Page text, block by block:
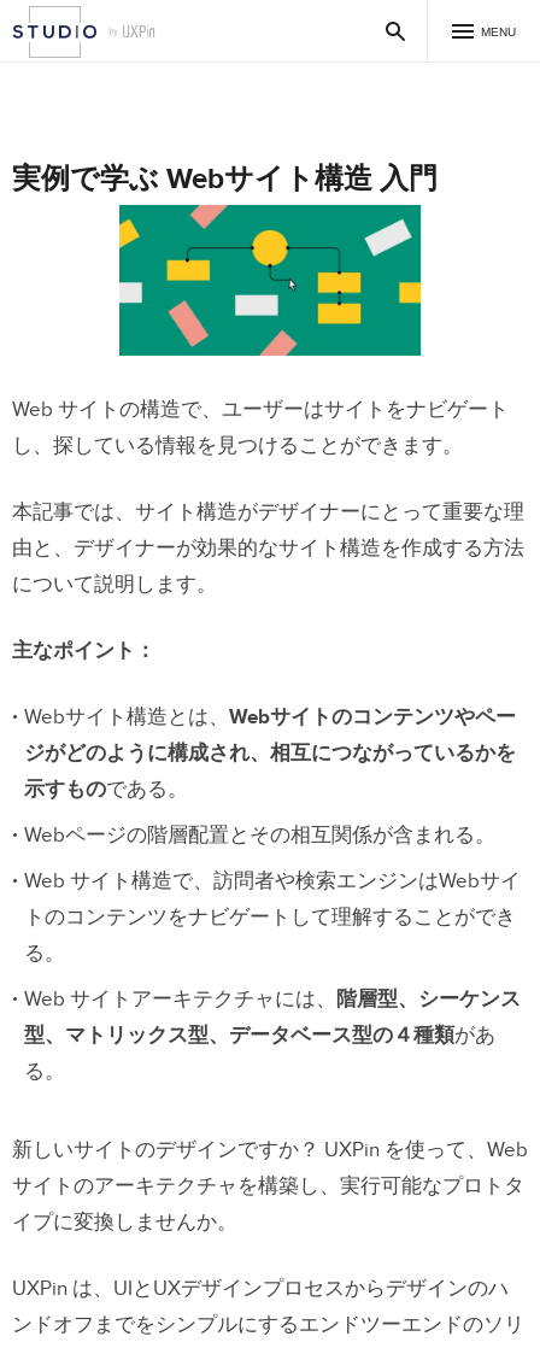
MENU
実例で学ぶ Webサイト構造 入門
Web サイトの構造で、ユーザーはサイトをナビゲート
し、探している情報を見つけることができます。
本記事では、サイト構造がデザイナーにとって重要な理
由と、デザイナーが効果的なサイト構造を作成する方法
について説明します。
主なポイント：
Webサイト構造とは、 Webサイトのコンテンツやペー
ジがどのように構成され、相互につながっているかを
示すものである。
Webページの階層配置とその相互関係が含まれる。
Web サイト構造で、訪問者や検索エンジンはWebサイ
トのコンテンツをナビゲートして理解することができ
る。
Web サイトアーキテクチャには、 階層型、シーケンス
型、マトリックス型、データベース型の４種類があ
る。
新しいサイトのデザインですか？ UXPin を使って、Web
サイトのアーキテクチャを構築し、実行可能なプロトタ
イプに変換しませんか。
UXPin は、UIとUXデザインプロセスからデザインのハ
ンドオフまでをシンプルにするエンドツーエンドのソリ